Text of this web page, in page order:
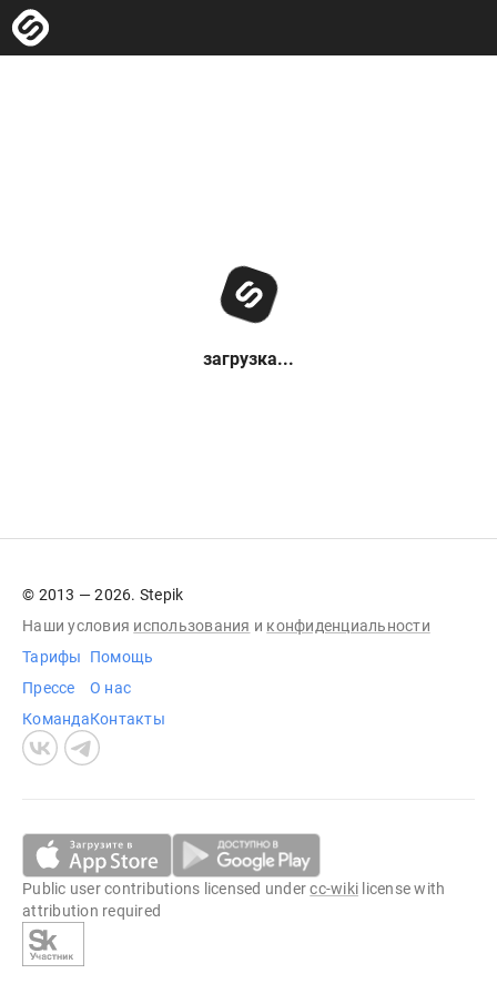
загрузка...
© 2013 — 2026. Stepik
Наши условия использования и конфиденциальности
Тарифы
Прессе
Команда
Помощь
О нас
Контакты
Public user contributions licensed undercc-wiki license with
attribution required